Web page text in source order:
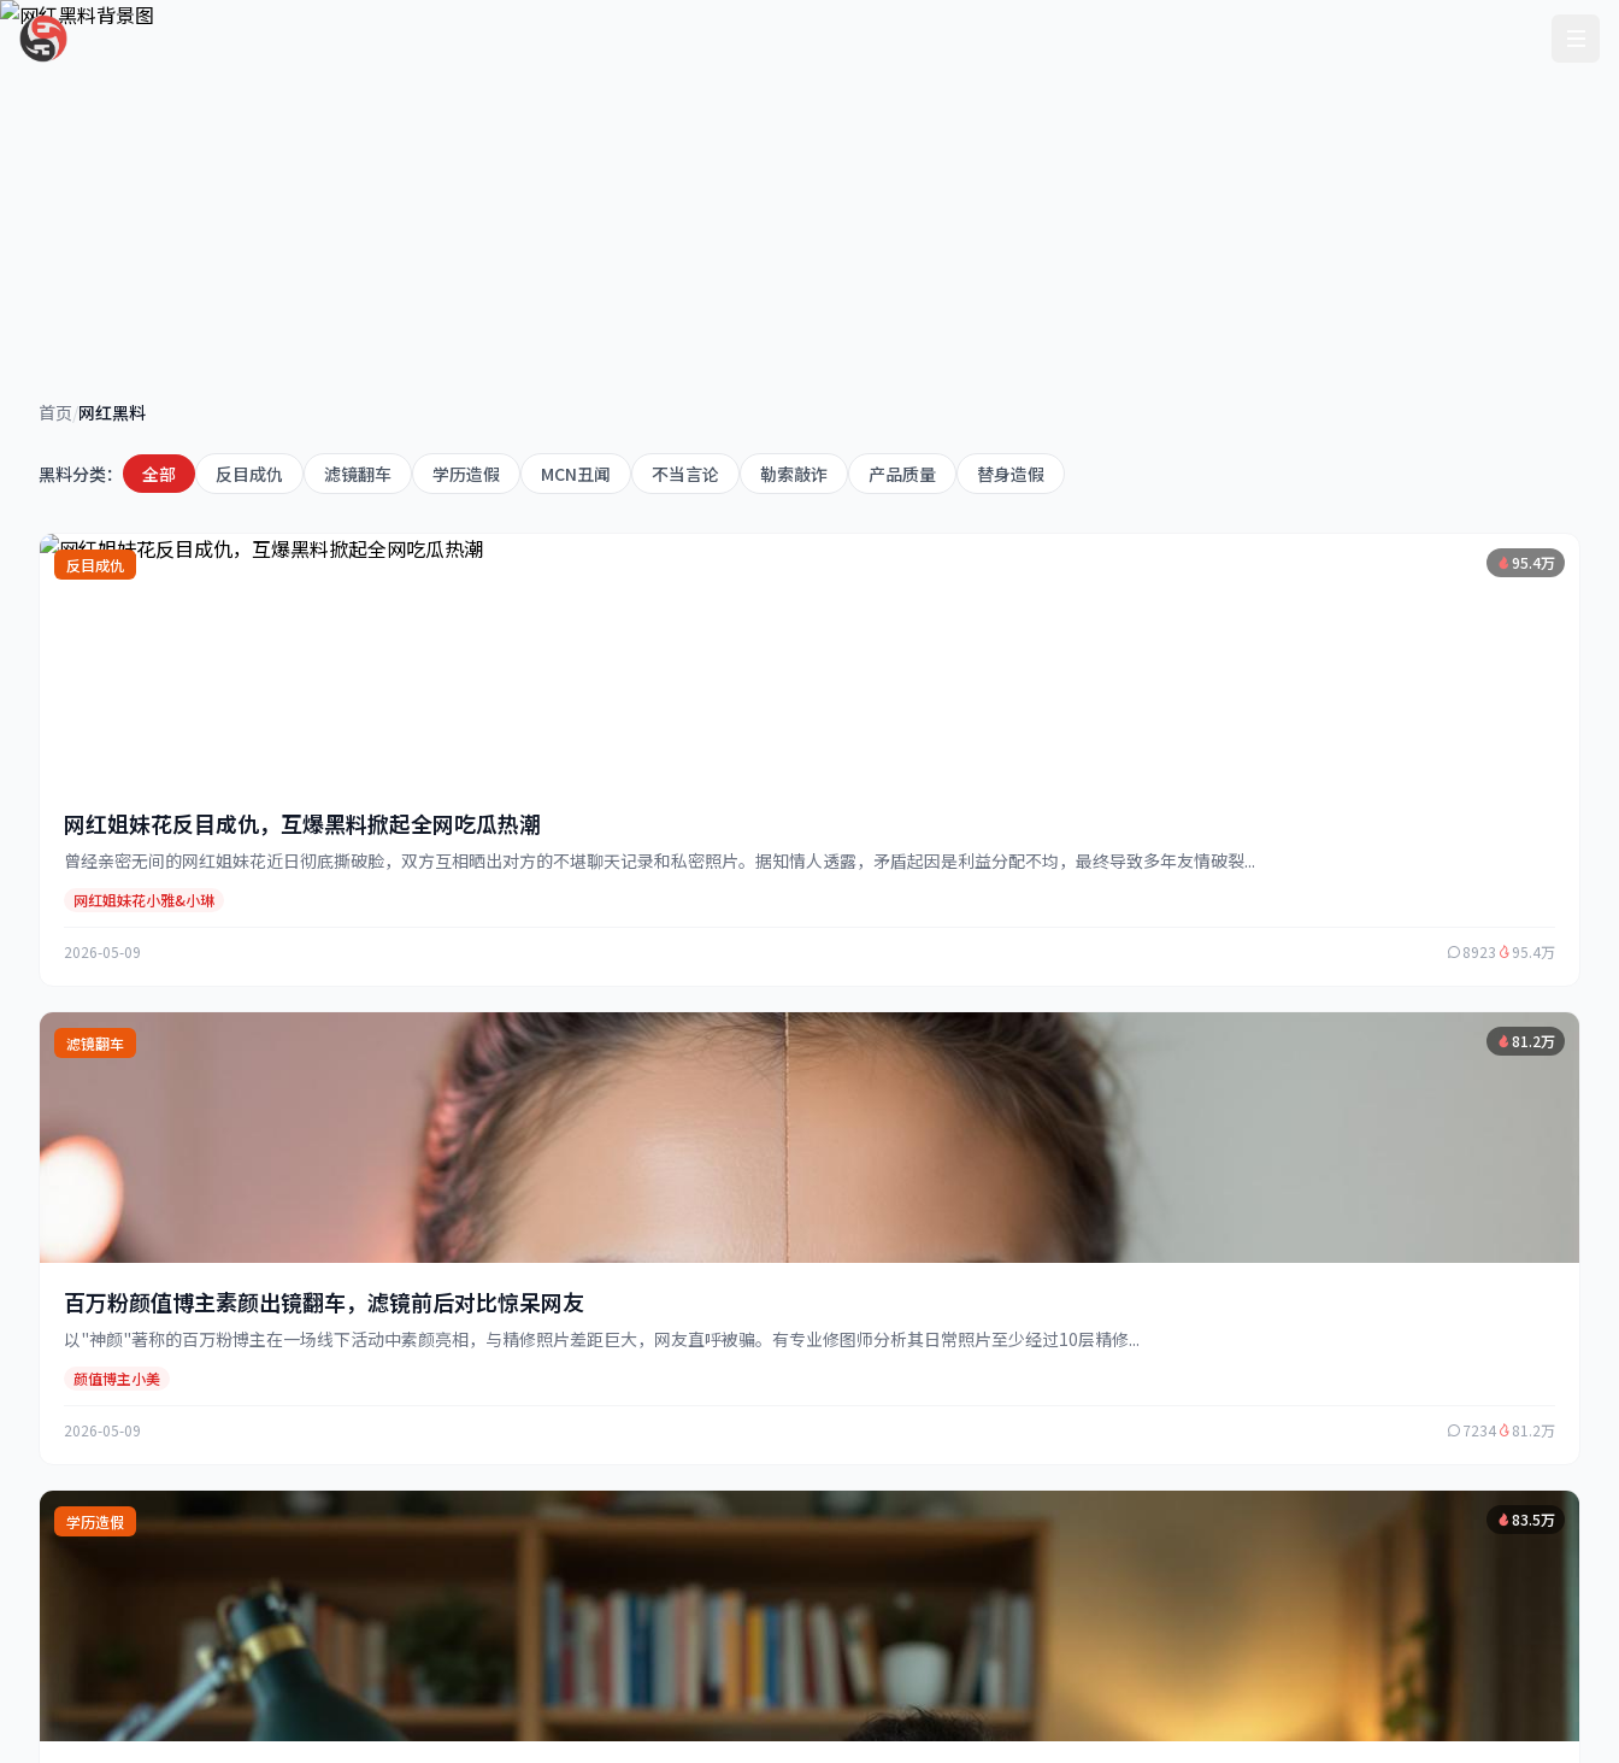
首页/网红黑料
黑料分类： 全部 反目成仇 滤镜翻车 学历造假 MCN丑闻 不当言论 勒索敲诈 产品质量 替身造假
反目成仇 95.4万
网红姐妹花反目成仇，互爆黑料掀起全网吃瓜热潮
曾经亲密无间的网红姐妹花近日彻底撕破脸，双方互相晒出对方的不堪聊天记录和私密照片。据知情人透露，矛盾起因是利益分配不均，最终导致多年友情破裂...
网红姐妹花小雅&小琳
2026-05-09 8923 95.4万
滤镜翻车 81.2万
百万粉颜值博主素颜出镜翻车，滤镜前后对比惊呆网友
以"神颜"著称的百万粉博主在一场线下活动中素颜亮相，与精修照片差距巨大，网友直呼被骗。有专业修图师分析其日常照片至少经过10层精修...
颜值博主小美
2026-05-09 7234 81.2万
学历造假 83.5万